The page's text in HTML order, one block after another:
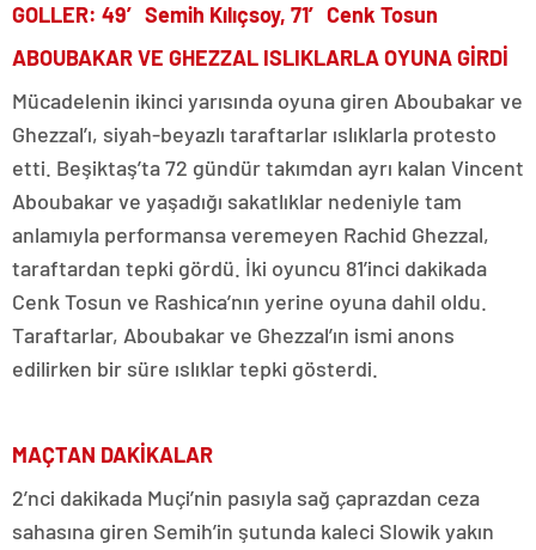
GOLLER: 49′ Semih Kılıçsoy, 71′ Cenk Tosun
ABOUBAKAR VE GHEZZAL ISLIKLARLA OYUNA GİRDİ
Mücadelenin ikinci yarısında oyuna giren Aboubakar ve
Ghezzal’ı, siyah-beyazlı taraftarlar ıslıklarla protesto
etti. Beşiktaş’ta 72 gündür takımdan ayrı kalan Vincent
Aboubakar ve yaşadığı sakatlıklar nedeniyle tam
anlamıyla performansa veremeyen Rachid Ghezzal,
taraftardan tepki gördü. İki oyuncu 81’inci dakikada
Cenk Tosun ve Rashica’nın yerine oyuna dahil oldu.
Taraftarlar, Aboubakar ve Ghezzal’ın ismi anons
edilirken bir süre ıslıklar tepki gösterdi.
MAÇTAN DAKİKALAR
2’nci dakikada Muçi’nin pasıyla sağ çaprazdan ceza
sahasına giren Semih’in şutunda kaleci Slowik yakın